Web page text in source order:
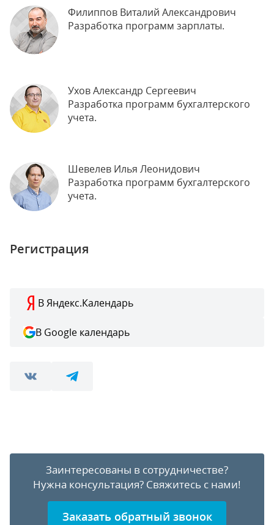
Филиппов Виталий Александрович
Разработка программ зарплаты.
Ухов Александр Сергеевич
Разработка программ бухгалтерского
учета.
Шевелев Илья Леонидович
Разработка программ бухгалтерского
учета.
Регистрация
В Яндекс.Календарь
В Google календарь
Заинтересованы в сотрудничестве?
Нужна консультация? Свяжитесь с нами!
Заказать обратный звонок